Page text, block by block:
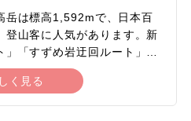
の中岳と高岳に上る登山ル
岳は標高1,592mで、日本百
登山客に人気があります。新
「すずめ岩迂回ルート」が
も登山ができるようになり
中岳と根子岳が眼前に広が
見渡せます。熊本県民は標高
く見る